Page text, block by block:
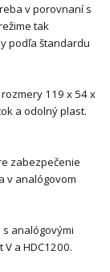
v porovnaní s
tak
podľa štandardu
119 x 54 x
a odolný plast.
zabezpečenie
v analógovom
analógovými
a HDC1200.